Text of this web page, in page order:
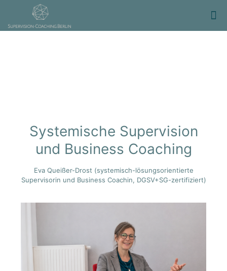
Systemische Supervision
und Business Coaching
Eva Queißer-Drost (systemisch-lösungsorientierte
Supervisorin und Business Coachin, DGSV+SG-zertifiziert)